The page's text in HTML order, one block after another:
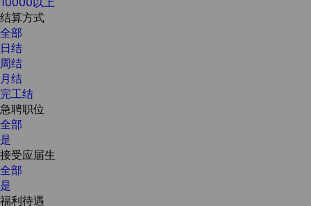
结算方式
全部
日结
周结
月结
完工结
急聘职位
全部
是
接受应届生
全部
是
福利待遇